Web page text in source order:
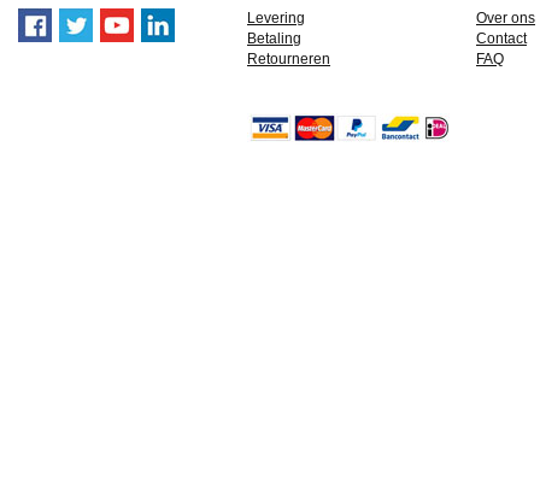
Levering
Betaling
Retourneren
Over ons
Contact
FAQ